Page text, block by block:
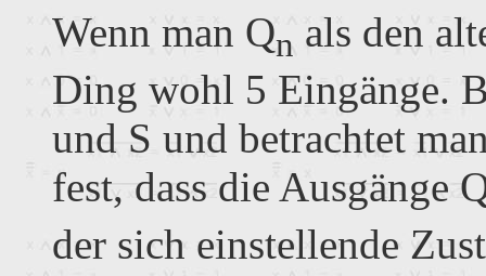
Wenn man Qn als den
Ding wohl 5 Eingänge.
und S und betrachtet
fest, dass die Ausgänge
der sich einstellende